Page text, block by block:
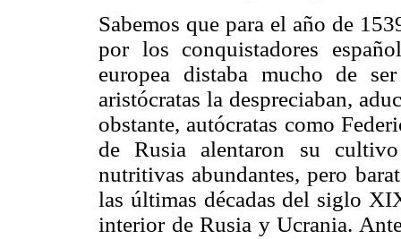
Sabemos que para el año de
por los conquistadores
europea distaba mucho de
aristócratas la despreciaban,
obstante, autócratas como
de Rusia alentaron su
nutritivas abundantes, pero
las últimas décadas del siglo
interior de Rusia y Ucrania.